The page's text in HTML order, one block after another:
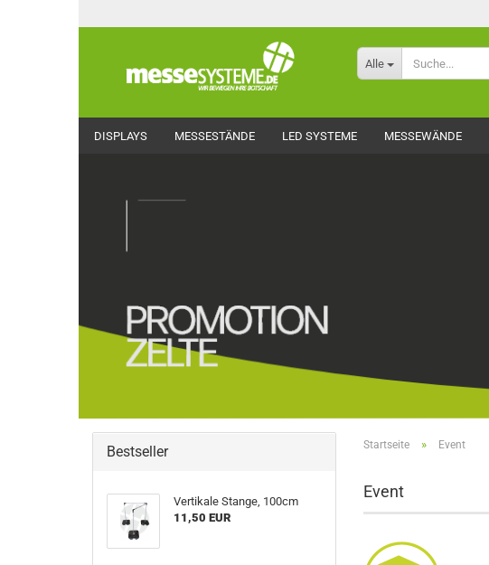
Alle
DISPLAYS MESSESTÄNDE LED SYSTEME MESSEWÄNDE
Startseite » Event
Event
Bestseller
Vertikale Stange, 100cm
11,50 EUR